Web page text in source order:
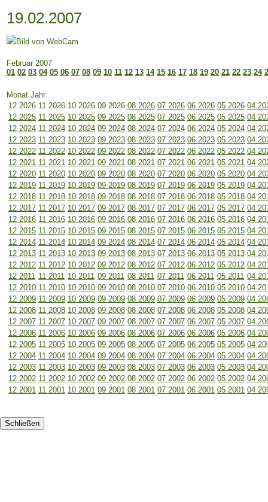
19.02.2007
Februar 2007
01 02 03 04 05 06 07 08 09 10 11 12 13 14 15 16 17 18 19 20 21 22 23 24
Monat Jahr
12 2026 11 2026 10 2026 09 2026 08 2026 07 2026 06 2026 05 2026 04
12 2025 11 2025 10 2025 09 2025 08 2025 07 2025 06 2025 05 2025 04
12 2024 11 2024 10 2024 09 2024 08 2024 07 2024 06 2024 05 2024 04
12 2023 11 2023 10 2023 09 2023 08 2023 07 2023 06 2023 05 2023 04
12 2022 11 2022 10 2022 09 2022 08 2022 07 2022 06 2022 05 2022 04
12 2021 11 2021 10 2021 09 2021 08 2021 07 2021 06 2021 05 2021 04
12 2020 11 2020 10 2020 09 2020 08 2020 07 2020 06 2020 05 2020 04
12 2019 11 2019 10 2019 09 2019 08 2019 07 2019 06 2019 05 2019 04
12 2018 11 2018 10 2018 09 2018 08 2018 07 2018 06 2018 05 2018 04
12 2017 11 2017 10 2017 09 2017 08 2017 07 2017 06 2017 05 2017 04
12 2016 11 2016 10 2016 09 2016 08 2016 07 2016 06 2016 05 2016 04
12 2015 11 2015 10 2015 09 2015 08 2015 07 2015 06 2015 05 2015 04
12 2014 11 2014 10 2014 09 2014 08 2014 07 2014 06 2014 05 2014 04
12 2013 11 2013 10 2013 09 2013 08 2013 07 2013 06 2013 05 2013 04
12 2012 11 2012 10 2012 09 2012 08 2012 07 2012 06 2012 05 2012 04
12 2011 11 2011 10 2011 09 2011 08 2011 07 2011 06 2011 05 2011 04
12 2010 11 2010 10 2010 09 2010 08 2010 07 2010 06 2010 05 2010 04
12 2009 11 2009 10 2009 09 2009 08 2009 07 2009 06 2009 05 2009 04
12 2008 11 2008 10 2008 09 2008 08 2008 07 2008 06 2008 05 2008 04
12 2007 11 2007 10 2007 09 2007 08 2007 07 2007 06 2007 05 2007 04
12 2006 11 2006 10 2006 09 2006 08 2006 07 2006 06 2006 05 2006 04
12 2005 11 2005 10 2005 09 2005 08 2005 07 2005 06 2005 05 2005 04
12 2004 11 2004 10 2004 09 2004 08 2004 07 2004 06 2004 05 2004 04
12 2003 11 2003 10 2003 09 2003 08 2003 07 2003 06 2003 05 2003 04
12 2002 11 2002 10 2002 09 2002 08 2002 07 2002 06 2002 05 2002 04
12 2001 11 2001 10 2001 09 2001 08 2001 07 2001 06 2001 05 2001 04